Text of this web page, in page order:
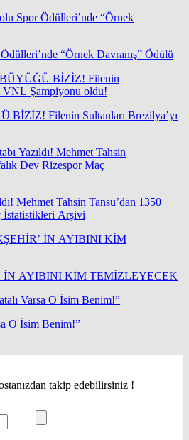
“Örnek Davranış” Ödülü
Filenin Sultanları Brezilya’yı
Mehmet Tahsin Tansu’dan 1350
İstatistikleri Arşivi
İN AYIBINI KİM TEMİZLEYECEK
O İsim Benim!”
takip edebilirsiniz !